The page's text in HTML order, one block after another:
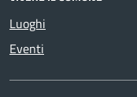
Luoghi
Eventi